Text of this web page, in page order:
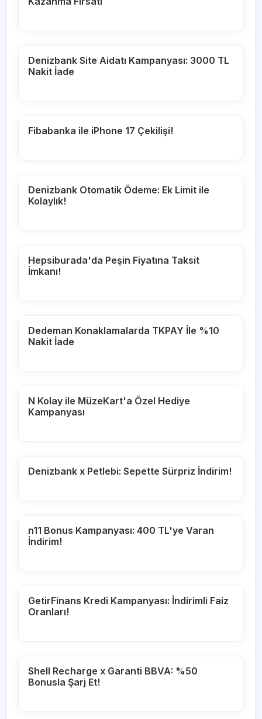
Denizbank Site Aidatı Kampanyası: 3000 TL
Nakit İade
Fibabanka ile iPhone 17 Çekilişi!
Denizbank Otomatik Ödeme: Ek Limit ile
Kolaylık!
Hepsiburada'da Peşin Fiyatına Taksit
İmkanı!
Dedeman Konaklamalarda TKPAY İle %10
Nakit İade
N Kolay ile MüzeKart'a Özel Hediye
Kampanyası
Denizbank x Petlebi: Sepette Sürpriz İndirim!
n11 Bonus Kampanyası: 400 TL'ye Varan
İndirim!
GetirFinans Kredi Kampanyası: İndirimli Faiz
Oranları!
Shell Recharge x Garanti BBVA: %50
Bonusla Şarj Et!